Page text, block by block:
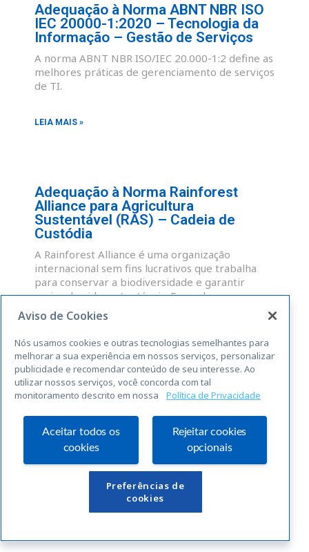
Adequação à Norma ABNT NBR ISO
IEC 20000-1:2020 – Tecnologia da
Informação – Gestão de Serviços
A norma ABNT NBR ISO/IEC 20.000-1:2 define as
melhores práticas de gerenciamento de serviços
de TI.
LEIA MAIS »
Adequação à Norma Rainforest
Alliance para Agricultura
Sustentável (RAS) – Cadeia de
Custódia
A Rainforest Alliance é uma organização
internacional sem fins lucrativos que trabalha
para conservar a biodiversidade e garantir
meios de vida sustentáveis. Fazendas,
administradores de grupos e OP que atendam às
normas abrangentes da RAS para a
sustentabilidade, são elegíveis para uma licença
para o uso do selo Rainforest Alliance
LEIA MAIS »
« Anterior Seguinte »
Links Úteis
Aviso de Cookies
Nós usamos cookies e outras tecnologias semelhantes para
melhorar a sua experiência em nossos serviços, personalizar
publicidade e recomendar conteúdo de seu interesse. Ao
utilizar nossos serviços, você concorda com tal
monitoramento descrito em nossa
Política de Privacidade
Aceitar todos os
cookies
Rejeitar cookies
opcionais
Preferências de
cookies